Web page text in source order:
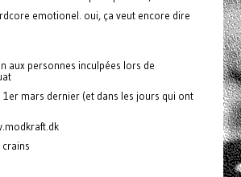
emotionel. oui, ça veut encore dire
aux personnes inculpées lors de
1er mars dernier (et dans les jours qui ont